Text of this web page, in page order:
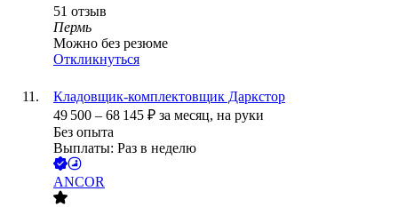
51 отзыв
Пермь
Можно без резюме
Откликнуться
Кладовщик-комплектовщик Даркстор
49 500 – 68 145 ₽ за месяц, на руки
Без опыта
Выплаты: Раз в неделю
ANCOR